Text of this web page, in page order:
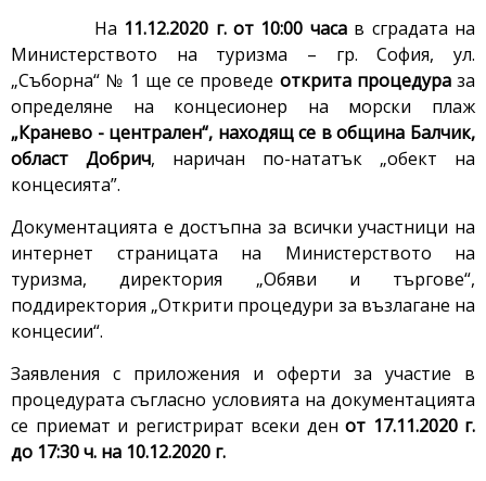
На 11.12.2020 г. от 10:00 часав сградата на
Министерството на туризма – гр. София, ул.
„Съборна“ № 1 ще се проведе открита процедураза
определяне на концесионер на морски плаж
„Кранево - централен“, находящ се в община Балчик,
област Добрич, наричан по-нататък „обект на
концесията”.
Документацията е достъпна за всички участници на
интернет страницата на Министерството на
туризма, директория „Обяви и търгове“,
поддиректория „Открити процедури за възлагане на
концесии“.
Заявления с приложения и оферти за участие в
процедурата съгласно условията на документацията
се приемат и регистрират всеки ден от 17.11.2020 г.
до 17:30 ч. на 10.12.2020 г.